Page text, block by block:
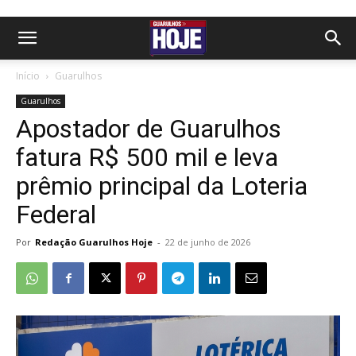
Início Guarulhos
Guarulhos
Apostador de Guarulhos
fatura R$ 500 mil e leva
prêmio principal da Loteria
Federal
Por Redação Guarulhos Hoje - 22 de junho de 2026